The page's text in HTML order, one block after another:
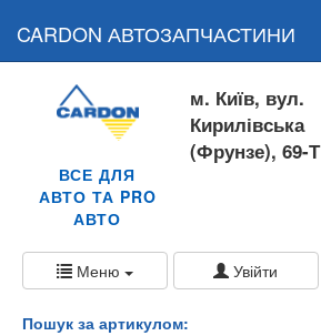
CARDON АВТОЗАПЧАСТИНИ
ВСЕ ДЛЯ
АВТО ТА PRO
АВТО
м. Київ, вул.
Кирилівська
(Фрунзе), 69-Т
Меню Увійти
Пошук за артикулом: